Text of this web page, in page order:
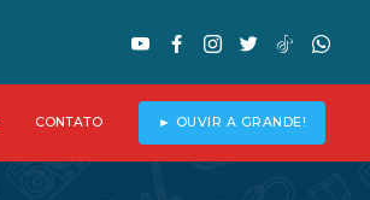
CONTATO ► OUVIR A GRANDE!